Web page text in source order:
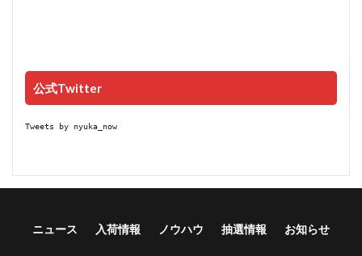
公式Twitter
Tweets by nyuka_now
ニュース 入荷情報 ノウハウ 抽選情報 お知らせ